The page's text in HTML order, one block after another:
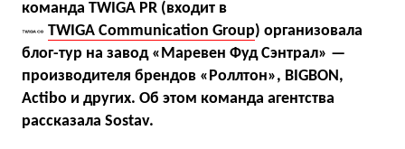
команда TWIGA PR (входит в
TWIGA Communication Group) организовала
блог-тур на завод «Маревен Фуд Сэнтрал» —
производителя брендов «Роллтон», BIGBON,
Actibo и других. Об этом команда агентства
рассказала Sostav.